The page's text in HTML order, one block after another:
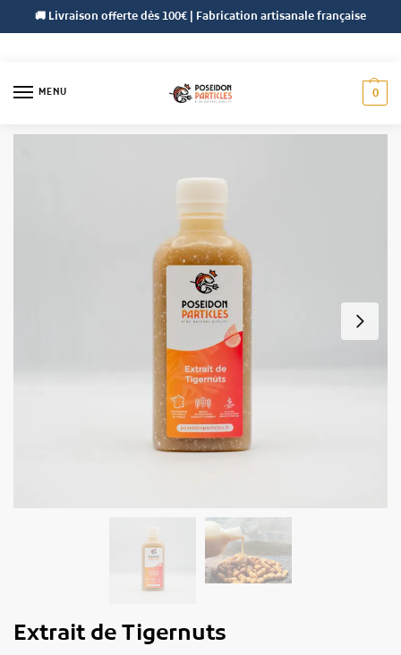
🚚 Livraison offerte dès 100€ | Fabrication artisanale française
MENU
0
Extrait de Tigernuts